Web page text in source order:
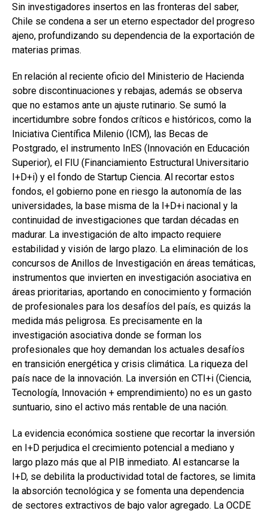
Sin investigadores insertos en las fronteras del saber,
Chile se condena a ser un eterno espectador del progreso
ajeno, profundizando su dependencia de la exportación de
materias primas.
En relación al reciente oficio del Ministerio de Hacienda
sobre discontinuaciones y rebajas, además se observa
que no estamos ante un ajuste rutinario. Se sumó la
incertidumbre sobre fondos críticos e históricos, como la
Iniciativa Científica Milenio (ICM), las Becas de
Postgrado, el instrumento InES (Innovación en Educación
Superior), el FIU (Financiamiento Estructural Universitario
I+D+i) y el fondo de Startup Ciencia. Al recortar estos
fondos, el gobierno pone en riesgo la autonomía de las
universidades, la base misma de la I+D+i nacional y la
continuidad de investigaciones que tardan décadas en
madurar. La investigación de alto impacto requiere
estabilidad y visión de largo plazo. La eliminación de los
concursos de Anillos de Investigación en áreas temáticas,
instrumentos que invierten en investigación asociativa en
áreas prioritarias, aportando en conocimiento y formación
de profesionales para los desafíos del país, es quizás la
medida más peligrosa. Es precisamente en la
investigación asociativa donde se forman los
profesionales que hoy demandan los actuales desafíos
en transición energética y crisis climática. La riqueza del
país nace de la innovación. La inversión en CTI+i (Ciencia,
Tecnología, Innovación + emprendimiento) no es un gasto
suntuario, sino el activo más rentable de una nación.
La evidencia económica sostiene que recortar la inversión
en I+D perjudica el crecimiento potencial a mediano y
largo plazo más que al PIB inmediato. Al estancarse la
I+D, se debilita la productividad total de factores, se limita
la absorción tecnológica y se fomenta una dependencia
de sectores extractivos de bajo valor agregado. La OCDE